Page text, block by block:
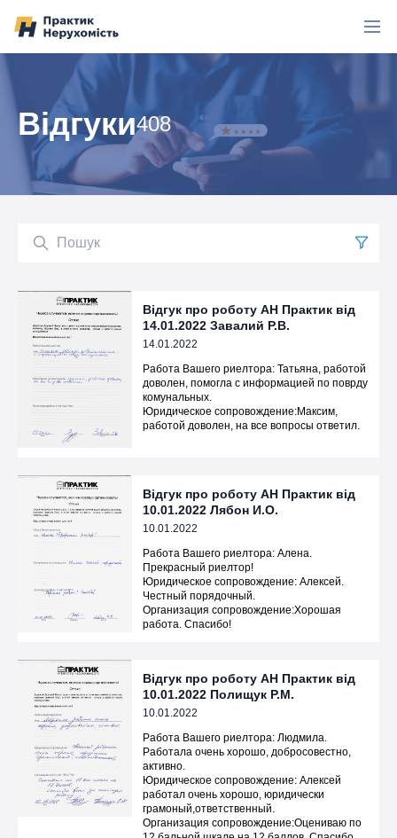
Відгуки408
Пошук
Відгук про роботу АН Практик від
14.01.2022 Завалий Р.В.
14.01.2022
Работа Вашего риелтора: Татьяна, работой
доволен, помогла с информацией по поврду
комунальных.
Юридическое сопровождение:Максим,
работой доволен, на все вопросы ответил.
Відгук про роботу АН Практик від
10.01.2022 Лябон И.О.
10.01.2022
Работа Вашего риелтора: Алена.
Прекрасный риелтор!
Юридическое сопровождение: Алексей.
Честный порядочный.
Организация сопровождение:Хорошая
работа. Спасибо!
Відгук про роботу АН Практик від
10.01.2022 Полищук Р.М.
10.01.2022
Работа Вашего риелтора: Людмила.
Работала очень хорошо, добросовестно,
активно.
Юридическое сопровождение: Алексей
работал очень хорошо, юридически
грамоный,ответственный.
Организация сопровождение:Оцениваю по